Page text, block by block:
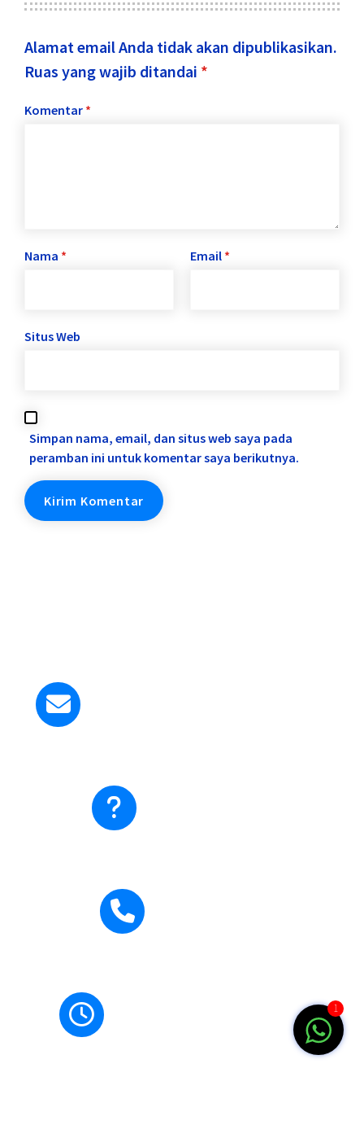
Alamat email Anda tidak akan dipublikasikan.
Ruas yang wajib ditandai *
Komentar *
Nama * Email *
Situs Web
Simpan nama, email, dan situs web saya pada
peramban ini untuk komentar saya berikutnya.
Senin-Jumat: 07.00-15.00 WIB
1